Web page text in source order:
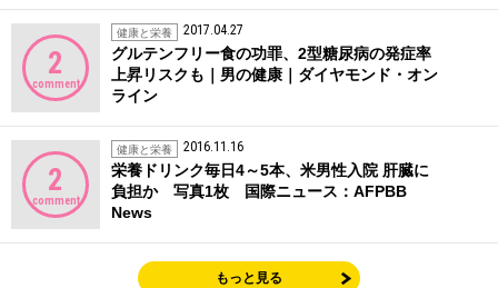
2
comment
健康と栄養 2017.04.27
グルテンフリー食の功罪、2型糖尿病の発症率
上昇リスクも｜男の健康｜ダイヤモンド・オン
ライン
2
comment
健康と栄養 2016.11.16
栄養ドリンク毎日4～5本、米男性入院 肝臓に
負担か 写真1枚 国際ニュース：AFPBB
News
もっと見る